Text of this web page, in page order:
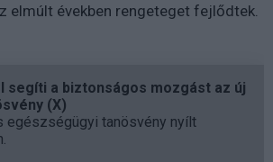
elmúlt években rengeteget fejlődtek.
segíti a biztonságos mozgást az új
(X)
egészségügyi tanösvény nyílt